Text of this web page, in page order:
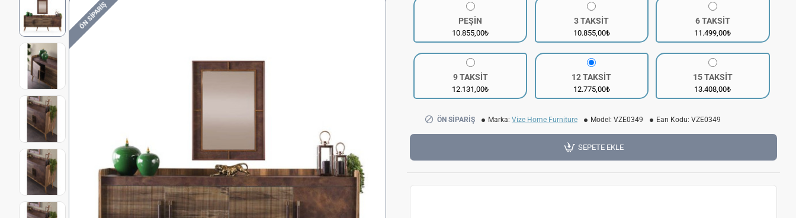
ÖN SIPARIŞ PEŞİN
10.855,00₺
3 TAKSİT
10.855,00₺
6 TAKSİT
11.499,00₺
9 TAKSİT
12.131,00₺
12 TAKSİT
12.775,00₺
15 TAKSİT
13.408,00₺
ÖN SIPARIŞ Marka: Vize Home Furniture Model: VZE0349 Ean Kodu: VZE0349
SEPETE EKLE